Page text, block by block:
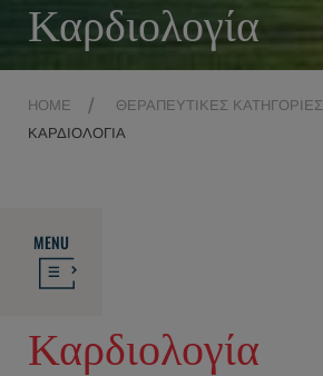
Καρδιολογία
HOME
ΘΕΡΑΠΕΥΤΙΚΈΣ ΚΑΤΗΓΟΡΊΕΣ
ΚΑΡΔΙΟΛΟΓΊΑ
MENU
Καρδιολογία